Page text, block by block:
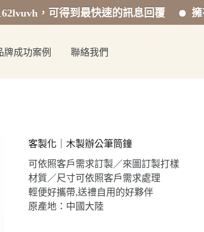
得到最快速的訊息回覆 擁有專業的
牌成功案例 聯絡我們
客製化｜木製辦公筆筒鐘
可依照客戶需求訂製／來圖訂製打樣
材質／尺寸可依照客戶需求處理
輕便好攜帶,送禮自用的好夥伴
原產地：中國大陸